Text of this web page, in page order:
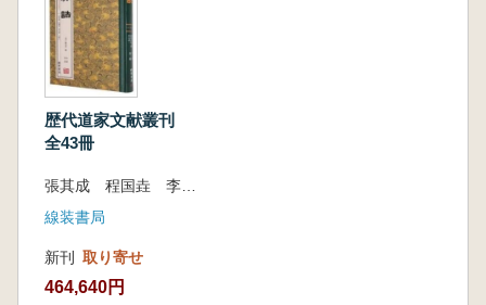
歴代道家文献叢刊
全43冊
線装書局
新刊 取り寄せ
464,640円